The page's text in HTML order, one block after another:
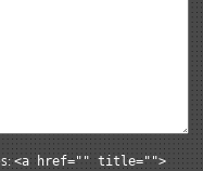
<a href="" title="">